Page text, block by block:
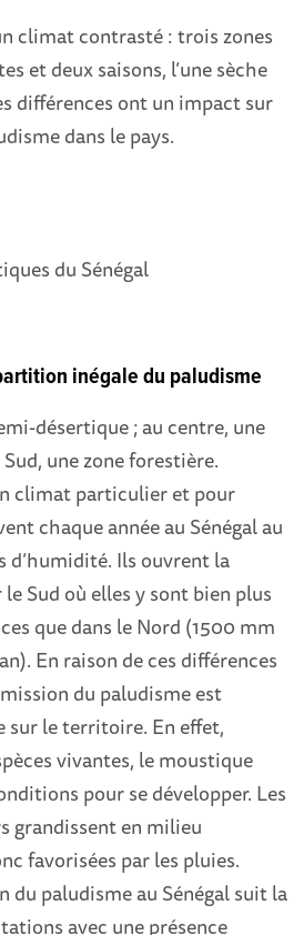
climat contrasté : trois zones
et deux saisons, l’une sèche
différences ont un impact sur
dans le pays.
du Sénégal
inégale du paludisme
désertique ; au centre, une
une zone forestière.
climat particulier et pour
chaque année au Sénégal au
d’humidité. Ils ouvrent la
Sud où elles y sont bien plus
que dans le Nord (1500 mm
En raison de ces différences
du paludisme est
sur le territoire. En effet,
vivantes, le moustique
pour se développer. Les
grandissent en milieu
favorisées par les pluies.
du paludisme au Sénégal suit la
avec une présence